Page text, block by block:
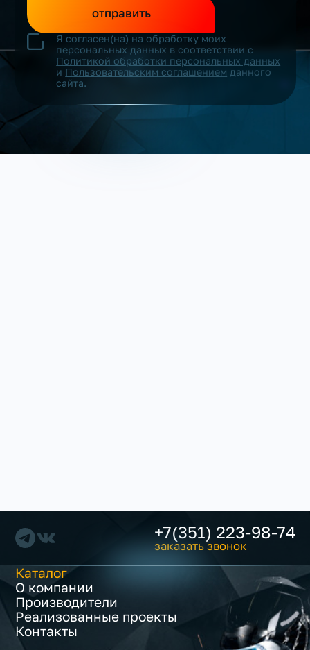
отправить
Я согласен(на) на обработку моих
персональных данных в соответствии с
Политикой обработки персональных данных
и Пользовательским соглашением данного
сайта.
+7(351) 223-98-74
заказать звонок
Каталог
О компании
Производители
Реализованные проекты
Контакты